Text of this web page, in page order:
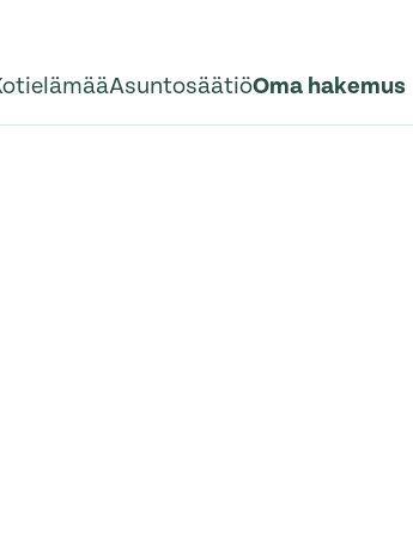
AsuntosäätiöOma hakemus